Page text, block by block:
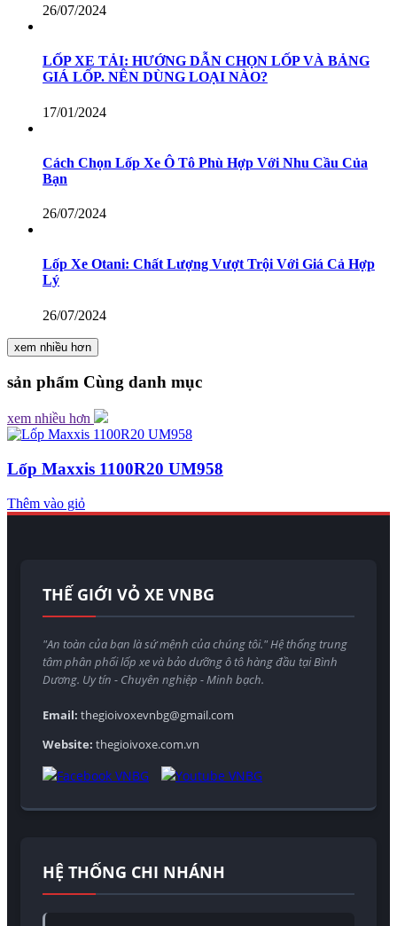
26/07/2024
LỐP XE TẢI: HƯỚNG DẪN CHỌN LỐP VÀ BẢNG
GIÁ LỐP. NÊN DÙNG LOẠI NÀO?
17/01/2024
Cách Chọn Lốp Xe Ô Tô Phù Hợp Với Nhu Cầu Của
Bạn
26/07/2024
Lốp Xe Otani: Chất Lượng Vượt Trội Với Giá Cả Hợp
Lý
26/07/2024
xem nhiều hơn
sản phẩm Cùng danh mục
xem nhiều hơn
Lốp Maxxis 1100R20 UM958
Thêm vào giỏ
THẾ GIỚI VỎ XE VNBG
"An toàn của bạn là sứ mệnh của chúng tôi." Hệ thống trung
tâm phân phối lốp xe và bảo dưỡng ô tô hàng đầu tại Bình
Dương. Uy tín - Chuyên nghiệp - Minh bạch.
Email: thegioivoxevnbg@gmail.com
Website: thegioivoxe.com.vn
HỆ THỐNG CHI NHÁNH